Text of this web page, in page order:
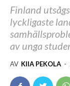
Finland
lyckligaste
av unga
AV KIIA PEKOLA -